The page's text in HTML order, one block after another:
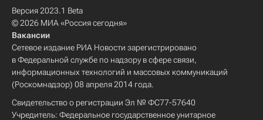
Версия 2023.1 Beta
© 2026 МИА «Россия сегодня»
Вакансии
Сетевое издание РИА Новости зарегистрировано
в Федеральной службе по надзору в сфере связи,
информационных технологий и массовых коммуникаций
(Роскомнадзор) 08 апреля 2014 года.
Свидетельство о регистрации Эл № ФС77-57640
Учредитель: Федеральное государственное унитарное